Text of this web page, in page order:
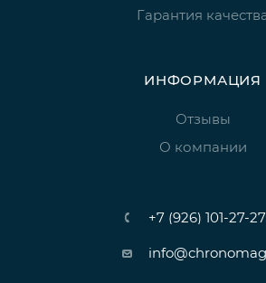
Гарантия
ИНФОРМАЦИЯ
Отзывы
О компании
+7 (926) 101-27-27